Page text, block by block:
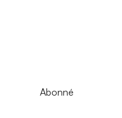
Abonné